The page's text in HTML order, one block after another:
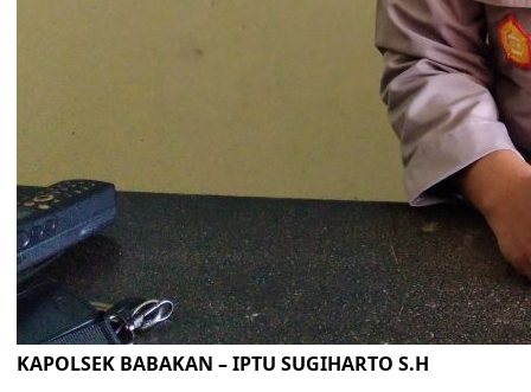
KAPOLSEK BABAKAN – IPTU SUGIHARTO S.H